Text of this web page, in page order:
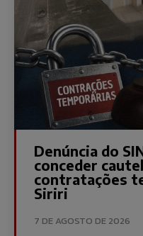
Denúncia do
conceder
contratações
Siriri
7 DE AGOSTO DE 2026